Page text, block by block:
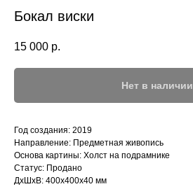
Бокал виски
15 000 р.
Нет в наличии
Год создания: 2019
Направление: Предметная живопись
Основа картины: Холст на подрамнике
Статус: Продано
ДxШxВ: 400x400x40 мм